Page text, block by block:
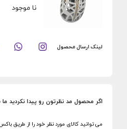
نا موجود
لینک ارسال محصول
اگر محصول مد نظرتون رو پیدا نکردید
می توانید کالای مورد نظر خود را از طریق